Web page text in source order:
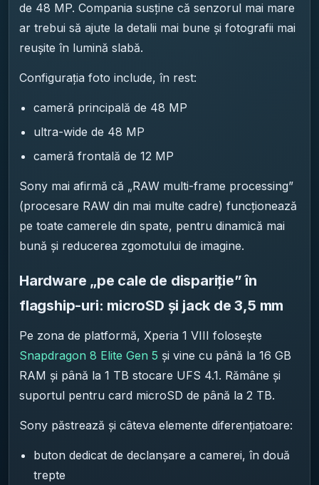
de 48 MP. Compania susține că senzorul mai mare
ar trebui să ajute la detalii mai bune și fotografii mai
reușite în lumină slabă.
Configurația foto include, în rest:
cameră principală de 48 MP
ultra-wide de 48 MP
cameră frontală de 12 MP
Sony mai afirmă că „RAW multi-frame processing”
(procesare RAW din mai multe cadre) funcționează
pe toate camerele din spate, pentru dinamică mai
bună și reducerea zgomotului de imagine.
Hardware „pe cale de dispariție” în
flagship-uri: microSD și jack de 3,5 mm
Pe zona de platformă, Xperia 1 VIII folosește
Snapdragon 8 Elite Gen 5 și vine cu până la 16 GB
RAM și până la 1 TB stocare UFS 4.1. Rămâne și
suportul pentru card microSD de până la 2 TB.
Sony păstrează și câteva elemente diferențiatoare:
buton dedicat de declanșare a camerei, în două
trepte